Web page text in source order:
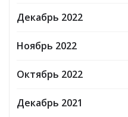
Декабрь 2022
Ноябрь 2022
Октябрь 2022
Декабрь 2021